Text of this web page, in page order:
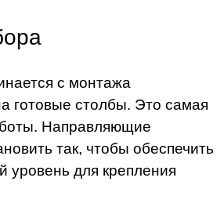
с монтажа
готовые столбы. Это самая
Направляющие
так, чтобы обеспечить
уровень для крепления